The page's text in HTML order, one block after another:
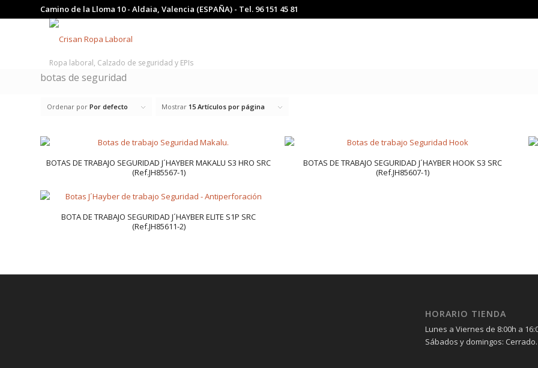
Camino de la Lloma 10 - Aldaia, Valencia (ESPAÑA) - Tel. 96 151 45 81
Ropa laboral, Calzado de seguridad y EPIs
botas de seguridad
Ordenar por Por defecto Mostrar 15 Artículos por página
BOTAS DE TRABAJO SEGURIDAD J´HAYBER MAKALU S3 HRO SRC
(Ref.JH85567-1)
BOTAS DE TRABAJO SEGURIDAD J´HAYBER HOOK S3 SRC
(Ref.JH85607-1)
BOTA DE TRABAJO SEGURIDAD J´HAYBER ELITE S1P SRC
(Ref.JH85611-2)
HORARIO TIENDA
Lunes a Viernes de 8:00h a
Sábados y domingos: Cerrado.